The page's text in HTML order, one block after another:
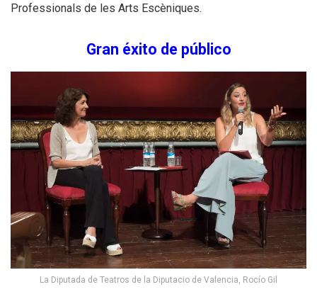
Professionals de les Arts Escèniques.
Gran éxito de público
La Diputada de Teatros de la Diputacio de Valencia, Rocío Gil